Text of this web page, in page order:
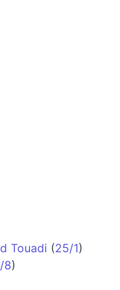
Touadi (25/1)
8)